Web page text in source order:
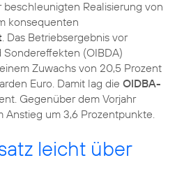
Realisierung von
konsequenten
. Das Betriebsergebnis vor
(OIBDA)
Zuwachs von 20,5 Prozent
Euro. Damit lag die OIDBA-
Gegenüber dem Vorjahr
um 3,6 Prozentpunkte.
leicht über